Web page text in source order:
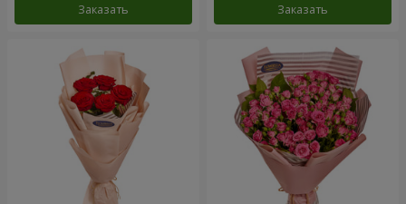
Заказать Заказать